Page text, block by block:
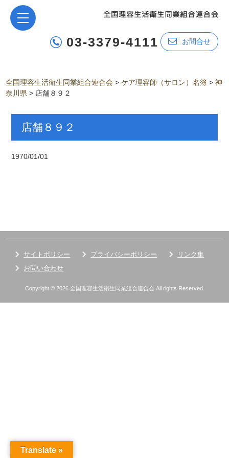
03-3379-4111 お問合せ
全国理容生活衛生同業組合連合会 >ケア理容師（サロン）名簿 >神
奈川県 > 店舗８９２
店舗８９２
1970/01/01
サイトポリシー プライバシーポリシー
リンク集
お問い合わせ
Copyright © 2026 全国理容生活衛生同業組合連合会 All rights Reserved.
Translate »